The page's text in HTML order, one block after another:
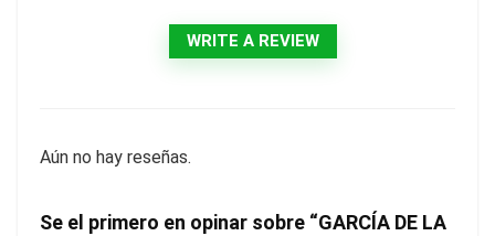
WRITE A REVIEW
Aún no hay reseñas.
Se el primero en opinar sobre “GARCÍA DE LA